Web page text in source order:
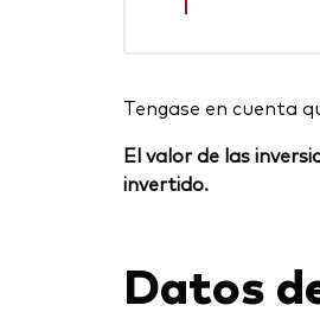
Tengase en cuenta
El valor de las
invertido.
Datos